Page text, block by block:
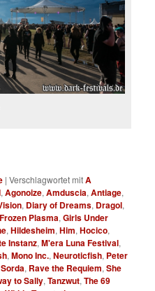
|Verschlagwortet mitA
,Agonoize,Amduscia,Antiage,
, Diary of Dreams, Dragol,
Frozen Plasma,Girls Under
,Hildesheim,Him,Hocico,
Instanz,M'era Luna Festival,
,Mono Inc.,Neuroticfish, Peter
, Rave the Requiem,She
to Sally,Tanzwut,The 69